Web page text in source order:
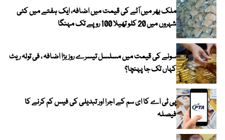
ملک بھر میں آٹے کی قیمت میں اضافہ، ایک ہفتے میں کئی
شہروں میں 20 کلو تھیلا 100 روپے تک مہنگا
سونے کی قیمت میں مسلسل تیسرے روز بڑا اضافہ ، فی تولہ ریٹ
کہاں تک جا پہنچا؟
پی ٹی اے کا ای سم کے اجرا اور تبدیلی کی فیس کم کرنے کا
فیصلہ